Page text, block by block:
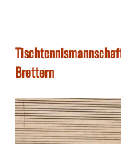
Brettern